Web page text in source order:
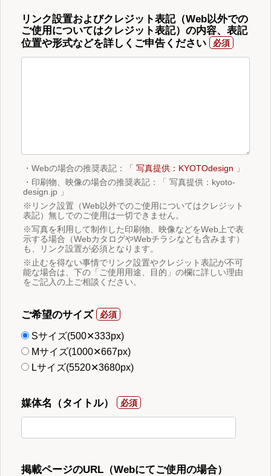
リンク設置およびクレジット表記（Web以外での
ご使用についてはクレジット表記）の内容、表記
位置や形式などを詳しくご申告ください
・Webの場合の推奨表記：「 写真提供：KYOTOdesign 」
・印刷物、映像の場合の推奨表記：「 写真提供：kyoto-
design.jp 」
※リンク設置（Web以外でのご使用についてはクレジット
表記）無しでのご使用は一切できません。
※写真を利用して制作した印刷物、映像などをWeb上で表
示する場合（WebカタログやWebチラシなども含みます）
も、リンク設置が必須となります。
※止むを得ない事情でリンク設置やクレジット表記が不可
能な場合は、下の「ご使用用途、目的」の欄に詳しい理由
をご記入の上ご相談ください。
ご希望のサイズ
Sサイズ(500✕333px)
Mサイズ(1000✕667px)
Lサイズ(5520✕3680px)
媒体名（タイトル）
掲載ページのURL（Webにてご使用の場合）